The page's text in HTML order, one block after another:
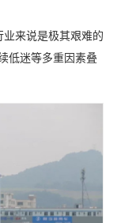
业来说是极其艰难的
低迷等多重因素叠